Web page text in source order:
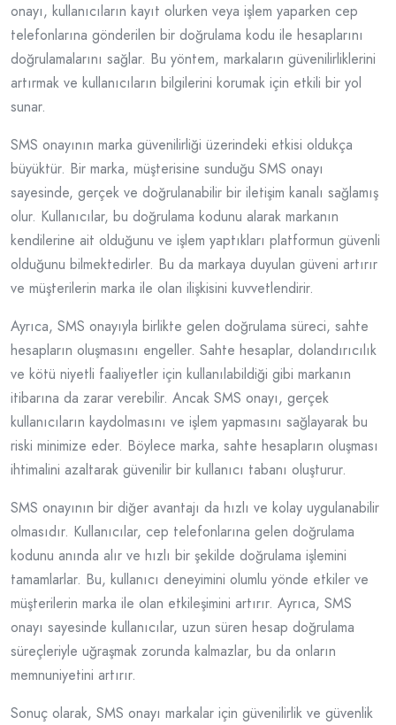
onayı, kullanıcıların kayıt olurken veya işlem yaparken cep
telefonlarına gönderilen bir doğrulama kodu ile hesaplarını
doğrulamalarını sağlar. Bu yöntem, markaların güvenilirliklerini
artırmak ve kullanıcıların bilgilerini korumak için etkili bir yol
sunar.
SMS onayının marka güvenilirliği üzerindeki etkisi oldukça
büyüktür. Bir marka, müşterisine sunduğu SMS onayı
sayesinde, gerçek ve doğrulanabilir bir iletişim kanalı sağlamış
olur. Kullanıcılar, bu doğrulama kodunu alarak markanın
kendilerine ait olduğunu ve işlem yaptıkları platformun güvenli
olduğunu bilmektedirler. Bu da markaya duyulan güveni artırır
ve müşterilerin marka ile olan ilişkisini kuvvetlendirir.
Ayrıca, SMS onayıyla birlikte gelen doğrulama süreci, sahte
hesapların oluşmasını engeller. Sahte hesaplar, dolandırıcılık
ve kötü niyetli faaliyetler için kullanılabildiği gibi markanın
itibarına da zarar verebilir. Ancak SMS onayı, gerçek
kullanıcıların kaydolmasını ve işlem yapmasını sağlayarak bu
riski minimize eder. Böylece marka, sahte hesapların oluşması
ihtimalini azaltarak güvenilir bir kullanıcı tabanı oluşturur.
SMS onayının bir diğer avantajı da hızlı ve kolay uygulanabilir
olmasıdır. Kullanıcılar, cep telefonlarına gelen doğrulama
kodunu anında alır ve hızlı bir şekilde doğrulama işlemini
tamamlarlar. Bu, kullanıcı deneyimini olumlu yönde etkiler ve
müşterilerin marka ile olan etkileşimini artırır. Ayrıca, SMS
onayı sayesinde kullanıcılar, uzun süren hesap doğrulama
süreçleriyle uğraşmak zorunda kalmazlar, bu da onların
memnuniyetini artırır.
Sonuç olarak, SMS onayı markalar için güvenilirlik ve güvenlik